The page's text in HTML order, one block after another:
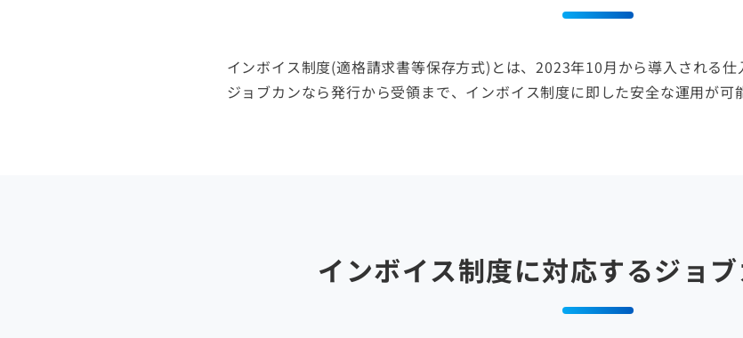
インボイス制度(適格請求書等保存方式)とは、2023年10月から導入される仕
ジョブカンなら発行から受領まで、インボイス制度に即した安全な運用が可
インボイス制度に対応するジョ